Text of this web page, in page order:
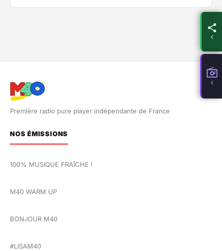
Première radio pure player indépendante de France
NOS ÉMISSIONS
100% MUSIQUE FRAÎCHE !
M40 WARM UP
BONJOUR M40
#LISAM40